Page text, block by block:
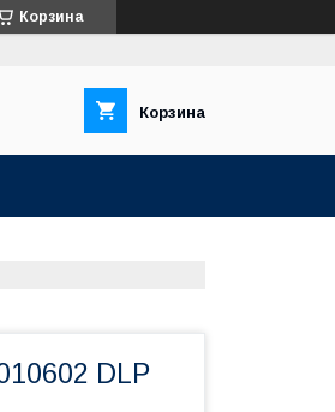
Корзина
Корзина
DLP